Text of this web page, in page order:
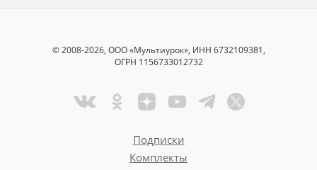
© 2008-2026, ООО «Мультиурок», ИНН 6732109381,
ОГРН 1156733012732
Подписки
Комплекты